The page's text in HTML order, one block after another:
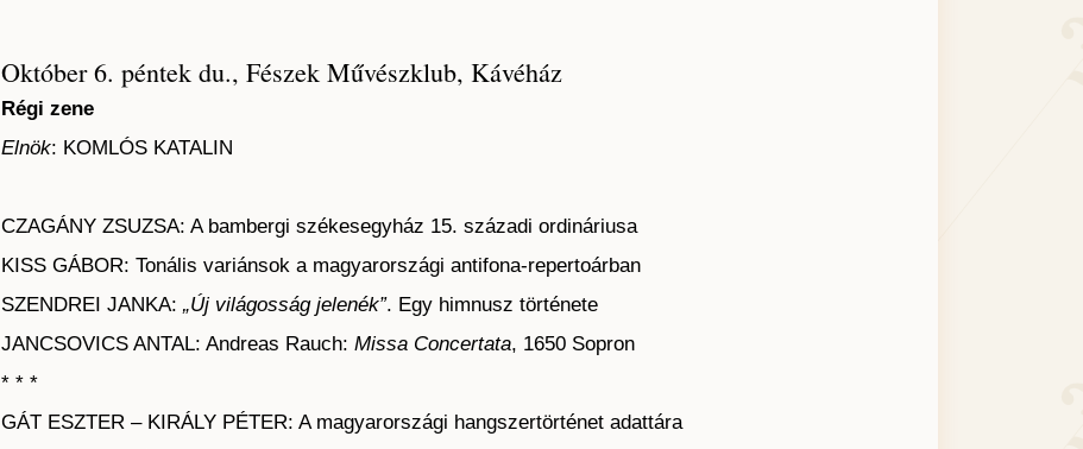
Október 6. péntek du., Fészek Művészklub, Kávéház
Régi zene
Elnök: KOMLÓS KATALIN
CZAGÁNY ZSUZSA: A bambergi székesegyház 15. századi ordináriusa
KISS GÁBOR: Tonális variánsok a magyarországi antifona-repertoárban
SZENDREI JANKA: „Új világosság jelenék”. Egy himnusz története
JANCSOVICS ANTAL: Andreas Rauch: Missa Concertata, 1650 Sopron
* * *
GÁT ESZTER – KIRÁLY PÉTER: A magyarországi hangszertörténet adattára